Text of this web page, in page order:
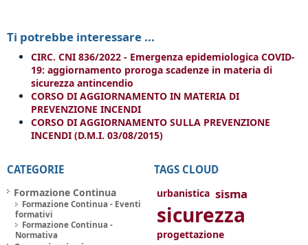
Ti potrebbe interessare ...
CIRC. CNI 836/2022 - Emergenza epidemiologica COVID-
19: aggiornamento proroga scadenze in materia di
sicurezza antincendio
CORSO DI AGGIORNAMENTO IN MATERIA DI
PREVENZIONE INCENDI
CORSO DI AGGIORNAMENTO SULLA PREVENZIONE
INCENDI (D.M.I. 03/08/2015)
CATEGORIE
Formazione Continua
Formazione Continua - Eventi
formativi
Formazione Continua -
Normativa
TAGS CLOUD
urbanistica sisma
sicurezza
progettazione